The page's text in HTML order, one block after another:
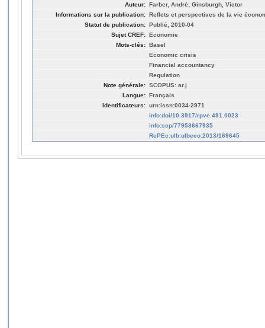
Auteur: Farber, André; Ginsburgh, Victor
Informations sur la publication: Reflets et perspectives de la vie
Statut de publication: Publié, 2010-04
Sujet CREF: Economie
Mots-clés: Basel
Economic crisis
Financial accountancy
Regulation
Note générale: SCOPUS: ar.j
Langue: Français
Identificateurs: urn:issn:0034-2971
info:doi/10.3917/rpve.491.0023
info:scp/77953667935
RePEc:ulb:ulbeco:2013/169645